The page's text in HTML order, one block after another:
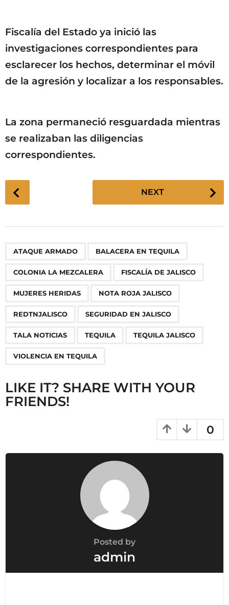
Fiscalía del Estado ya inició las
investigaciones correspondientes para
esclarecer los hechos, determinar el móvil
de la agresión y localizar a los responsables.
La zona permaneció resguardada mientras
se realizaban las diligencias
correspondientes.
P
o
g
NEXT
ATAQUE ARMADO BALACERA EN TEQUILA
COLONIA LA MEZCALERA FISCALÍA DE JALISCO
MUJERES HERIDAS NOTA ROJA JALISCO
REDTNJALISCO SEGURIDAD EN JALISCO
TALA NOTICIAS TEQUILA TEQUILA JALISCO
VIOLENCIA EN TEQUILA
LIKE IT? SHARE WITH YOUR
FRIENDS!
0
Posted by
admin